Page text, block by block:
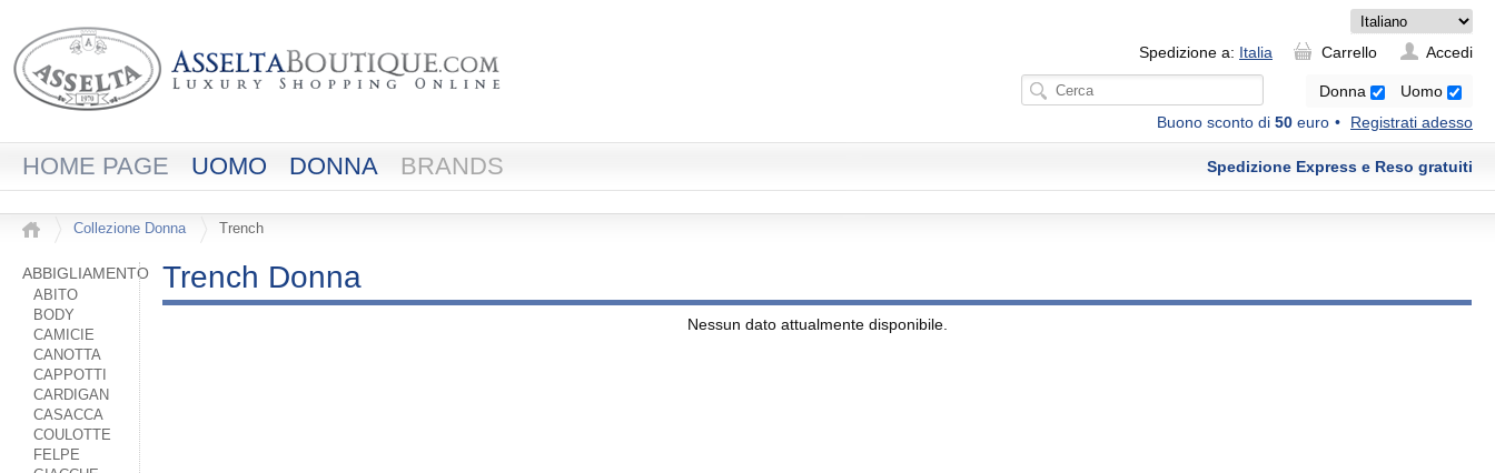
Spedizione a: Italia Carrello Accedi
Donna
Uomo
Buono sconto di 50 euro Registrati adesso
HOME PAGE UOMO DONNA BRANDS Spedizione Express e Reso gratuiti
Collezione Donna Trench
ABBIGLIAMENTO
ABITO
BODY
CAMICIE
CANOTTA
CAPPOTTI
CARDIGAN
CASACCA
COULOTTE
FELPE
Trench Donna
Nessun dato attualmente disponibile.